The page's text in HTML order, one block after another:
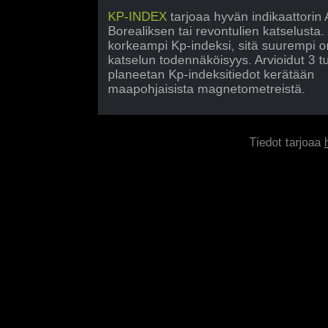
KP-INDEX tarjoaa hyvän indikaattorin
Borealiksen tai revontulien katselusta.
korkeampi Kp-indeksi, sitä suurempi
katselun todennäköisyys. Arvioidut 3
planeetan Kp-indeksitiedot kerätään
maapohjaisista magnetometreistä.
Tiedot tarjoaa